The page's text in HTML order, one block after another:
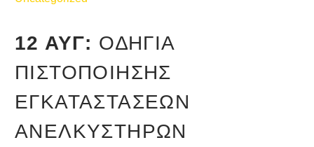
12 ΑΥΓ: Ο∆ΗΓΙΑ
ΠΙΣΤΟΠΟΙΗΣΗΣ
ΕΓΚΑΤΑΣΤΑΣΕΩΝ
ΑΝΕΛΚΥΣΤΗΡΩΝ